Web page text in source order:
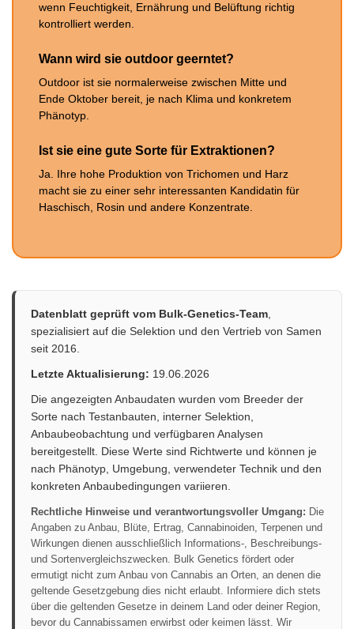
wenn Feuchtigkeit, Ernährung und Belüftung richtig
kontrolliert werden.
Wann wird sie outdoor geerntet?
Outdoor ist sie normalerweise zwischen Mitte und
Ende Oktober bereit, je nach Klima und konkretem
Phänotyp.
Ist sie eine gute Sorte für Extraktionen?
Ja. Ihre hohe Produktion von Trichomen und Harz
macht sie zu einer sehr interessanten Kandidatin für
Haschisch, Rosin und andere Konzentrate.
Datenblatt geprüft vom Bulk-Genetics-Team
spezialisiert auf die Selektion und den Vertrieb von Samen
seit 2016.
Letzte Aktualisierung: 19.06.2026
Die angezeigten Anbaudaten wurden vom Breeder der
Sorte nach Testanbauten, interner Selektion,
Anbaubeobachtung und verfügbaren Analysen
bereitgestellt. Diese Werte sind Richtwerte und können je
nach Phänotyp, Umgebung, verwendeter Technik und den
konkreten Anbaubedingungen variieren.
Rechtliche Hinweise und verantwortungsvoller Umgang: Die
Angaben zu Anbau, Blüte, Ertrag, Cannabinoiden, Terpenen und
Wirkungen dienen ausschließlich Informations-, Beschreibungs-
und Sortenvergleichszwecken. Bulk Genetics fördert oder
ermutigt nicht zum Anbau von Cannabis an Orten, an denen die
geltende Gesetzgebung dies nicht erlaubt. Informiere dich stets
über die geltenden Gesetze in deinem Land oder deiner Region,
bevor du Cannabissamen erwirbst oder keimen lässt. Wir